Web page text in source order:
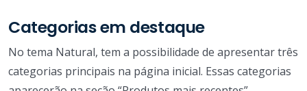
Categorias em destaque
No tema Natural, tem a possibilidade de apresentar três
categorias principais na página inicial. Essas categorias